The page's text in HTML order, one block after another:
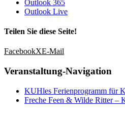
Outlook 365
Outlook Live
Teilen Sie diese Seite!
FacebookXE-Mail
Veranstaltung-Navigation
KUHles Ferienprogramm für
Freche Feen & Wilde Ritter –